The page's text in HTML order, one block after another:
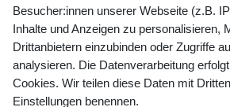
Preisangaben inkl. gesetzl. MwSt. und
Versandkosten
Besucher:innen unserer Webseite (z.B.
Inhalte und Anzeigen zu personalisieren,
Drittanbietern einzubinden oder Zugriffe
analysieren. Die Datenverarbeitung
Cookies. Wir teilen diese Daten mit
Einstellungen benennen.